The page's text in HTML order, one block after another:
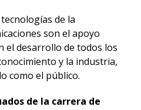
de la
son el apoyo
el desarrollo de todos los
y la industria,
como el público.
de la carrera de